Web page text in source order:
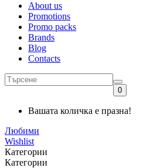
About us
Promotions
Promo packs
Brands
Blog
Contacts
0
Вашата количка е празна!
Любими
Wishlist
Категории
Категории